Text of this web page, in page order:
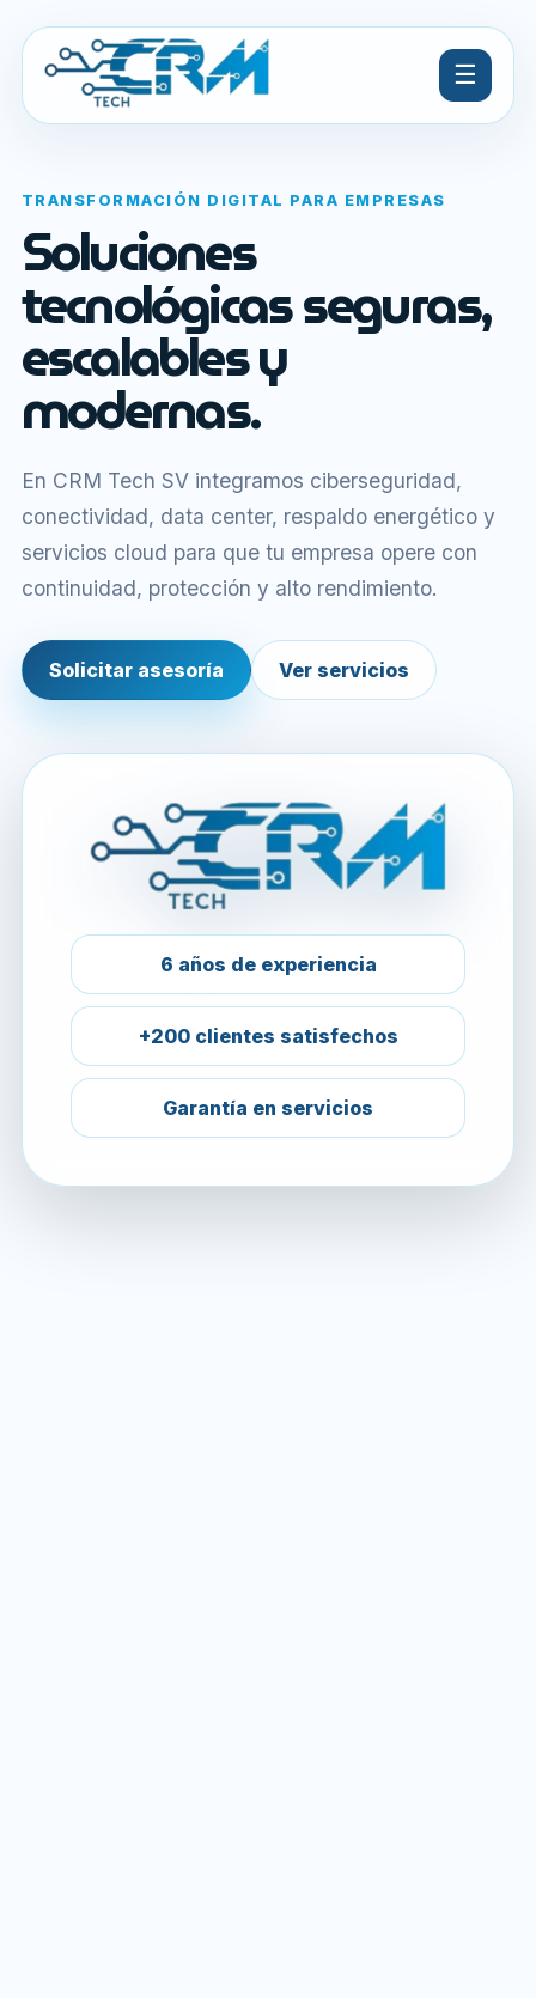
☰
TRANSFORMACIÓN DIGITAL PARA EMPRESAS
Soluciones
tecnológicas seguras,
escalables y
modernas.
En CRM Tech SV integramos ciberseguridad,
conectividad, data center, respaldo energético y
servicios cloud para que tu empresa opere con
continuidad, protección y alto rendimiento.
Solicitar asesoría Ver servicios
6 años de experiencia
+200 clientes satisfechos
Garantía en servicios